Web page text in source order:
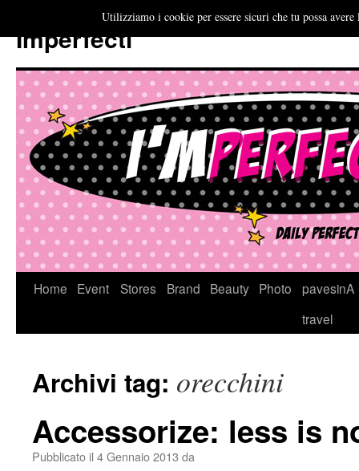
Imperfecti
VaiHome Event Stores Brand Beauty Photo
pavesinA
travel
Archivi tag: orecchini
Accessorize: less is
Pubblicato il 4 Gennaio 2013 da
Utilizziamo i cookie per essere sicuri che tu possa